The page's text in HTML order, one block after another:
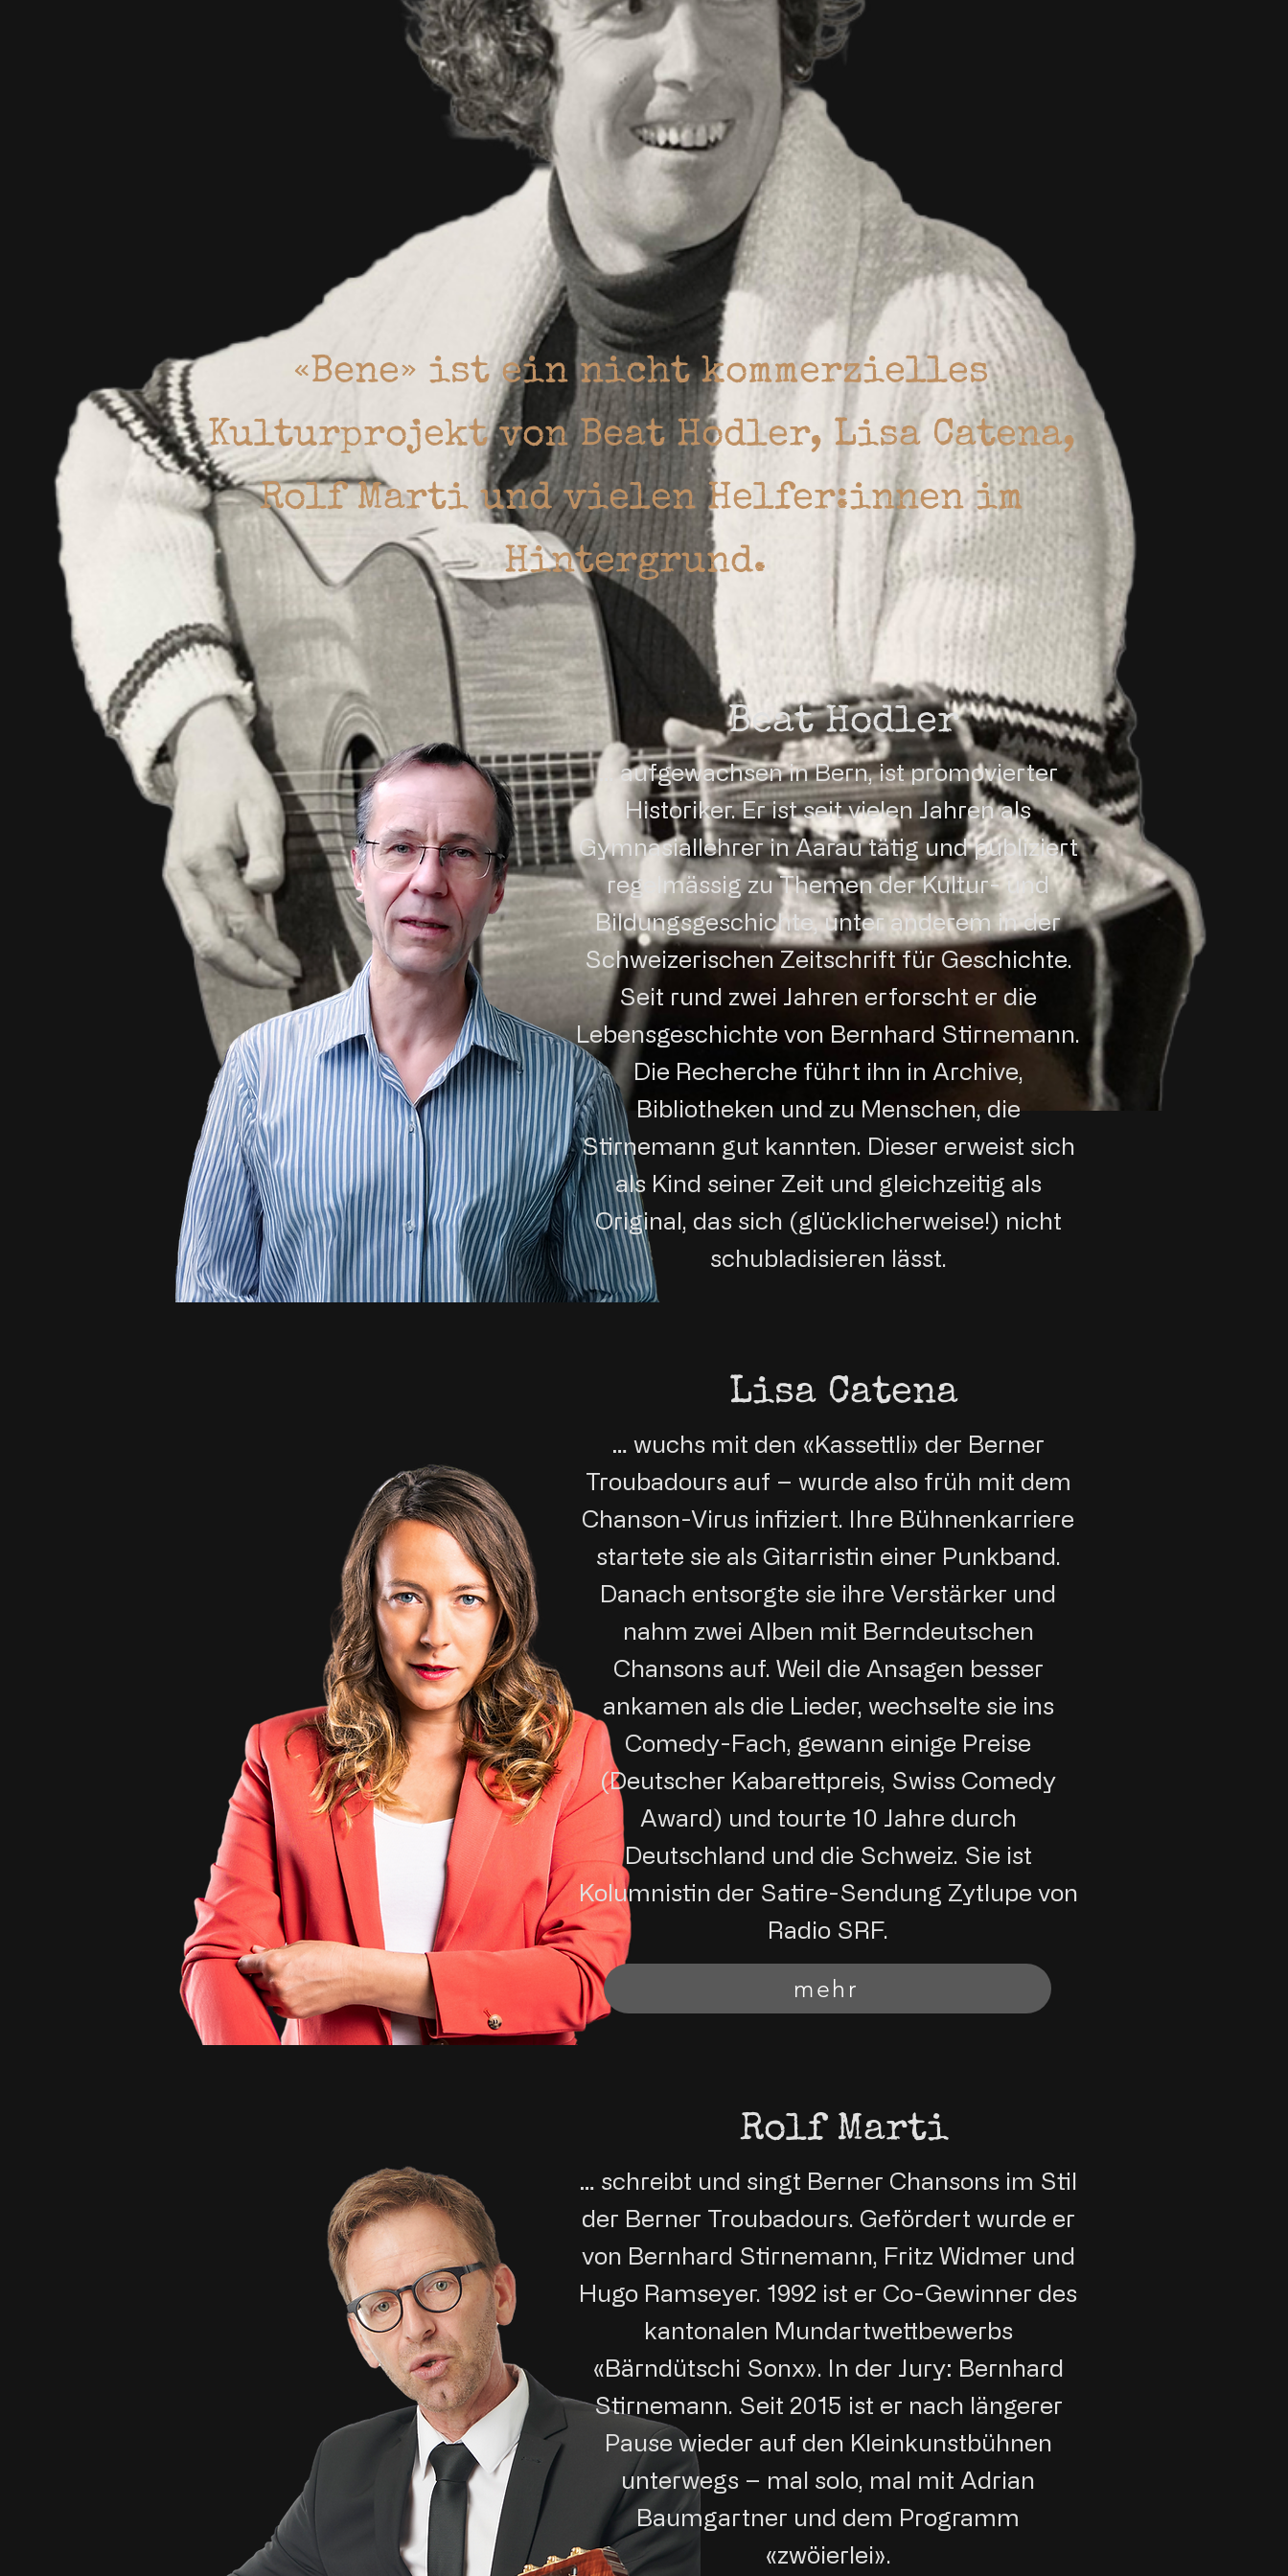
«Bene» ist ein nicht kommerzielles
Kulturprojekt von Beat Hodler, Lisa Catena,
Rolf Marti und vielen Helfer:innen im
Hintergrund.
Beat Hodler
… aufgewachsen in Bern, ist promovierter
Historiker. Er ist seit vielen Jahren als
Gymnasiallehrer in Aarau tätig und publiziert
regelmässig zu Themen der Kultur- und
Bildungsgeschichte, unter anderem in der
Schweizerischen Zeitschrift für Geschichte.
Seit rund zwei Jahren erforscht er die
Lebensgeschichte von Bernhard Stirnemann.
Die Recherche führt ihn in Archive,
Bibliotheken und zu Menschen, die
Stirnemann gut kannten. Dieser erweist sich
als Kind seiner Zeit und gleichzeitig als
Original, das sich (glücklicherweise!) nicht
schubladisieren lässt.
Lisa Catena
… wuchs mit den «Kassettli» der Berner
Troubadours auf – wurde also früh mit dem
Chanson-Virus infiziert. Ihre Bühnenkarriere
startete sie als Gitarristin einer Punkband.
Danach entsorgte sie ihre Verstärker und
nahm zwei Alben mit Berndeutschen
Chansons auf. Weil die Ansagen besser
ankamen als die Lieder, wechselte sie ins
Comedy-Fach, gewann einige Preise
(Deutscher Kabarettpreis, Swiss Comedy
Award) und tourte 10 Jahre durch
Deutschland und die Schweiz. Sie ist
Kolumnistin der Satire-Sendung Zytlupe von
Radio SRF.
mehr
Rolf Marti
… schreibt und singt Berner Chansons im Stil
der Berner Troubadours. Gefördert wurde er
von Bernhard Stirnemann, Fritz Widmer und
Hugo Ramseyer. 1992 ist er Co-Gewinner des
kantonalen Mundartwettbewerbs
«Bärndütschi Sonx». In der Jury: Bernhard
Stirnemann. Seit 2015 ist er nach längerer
Pause wieder auf den Kleinkunstbühnen
unterwegs – mal solo, mal mit Adrian
Baumgartner und dem Programm
«zwöierlei».